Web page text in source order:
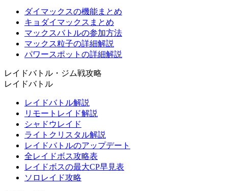
ダイマックスの機能まとめ
キョダイマックスまとめ
マックスバトルの参加方法
マックス粒子の詳細解説
パワースポットの詳細解説
レイドバトル・ジム戦攻略
レイドバトル
レイドバトル解説
リモートレイド解説
シャドウレイド
ライトクリスタル解説
レイドバトルのアップデート
全レイドボス攻略表
レイドボスの最大CP早見表
ソロレイド攻略